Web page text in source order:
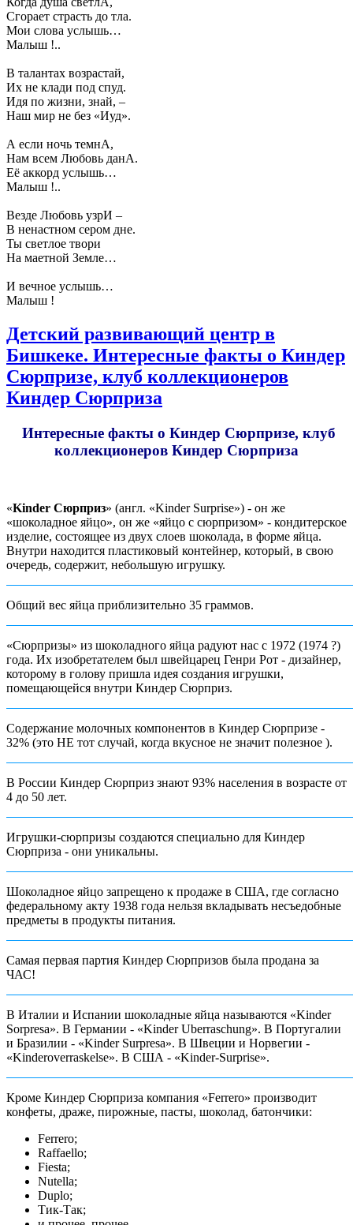
Сгорает страсть до тла.
Мои слова услышь…
Малыш !..
В талантах возрастай,
Их не клади под спуд.
Идя по жизни, знай, –
Наш мир не без «Иуд».
А если ночь темнА,
Нам всем Любовь данА.
Её аккорд услышь…
Малыш !..
Везде Любовь узрИ –
В ненастном сером дне.
Ты светлое твори
На маетной Земле…
И вечное услышь…
Малыш !
Детский развивающий центр в
Бишкеке. Интересные факты о Киндер
Сюрпризе, клуб коллекционеров
Киндер Сюрприза
Интересные факты о Киндер Сюрпризе, клуб
коллекционеров Киндер Сюрприза
«Kinder Сюрприз» (англ. «Kinder Surprise») - он же
«шоколадное яйцо», он же «яйцо с сюрпризом» - кондитерское
изделие, состоящее из двух слоев шоколада, в форме яйца.
Внутри находится пластиковый контейнер, который, в свою
очередь, содержит, небольшую игрушку.
Общий вес яйца приблизительно 35 граммов.
«Сюрпризы» из шоколадного яйца радуют нас с 1972 (1974 ?)
года. Их изобретателем был швейцарец Генри Рот - дизайнер,
которому в голову пришла идея создания игрушки,
помещающейся внутри Киндер Сюрприз.
Содержание молочных компонентов в Киндер Сюрпризе -
32% (это НЕ тот случай, когда вкусное не значит полезное ).
В России Киндер Сюрприз знают 93% населения в возрасте от
4 до 50 лет.
Игрушки-сюрпризы создаются специально для Киндер
Сюрприза - они уникальны.
Шоколадное яйцо запрещено к продаже в США, где согласно
федеральному акту 1938 года нельзя вкладывать несъедобные
предметы в продукты питания.
Самая первая партия Киндер Сюрпризов была продана за
ЧАС!
В Италии и Испании шоколадные яйца называются «Kinder
Sorpresa». В Германии - «Kinder Uberraschung». В Португалии
и Бразилии - «Kinder Surpresa». В Швеции и Норвегии -
«Kinderoverraskelse». В США - «Kinder-Surprise».
Кроме Киндер Сюрприза компания «Ferrero» производит
конфеты, драже, пирожные, пасты, шоколад, батончики:
Ferrero;
Raffaello;
Fiesta;
Nutella;
Duplo;
Тик-Так;